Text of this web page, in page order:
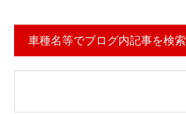
車種名等でブログ内記事を検索